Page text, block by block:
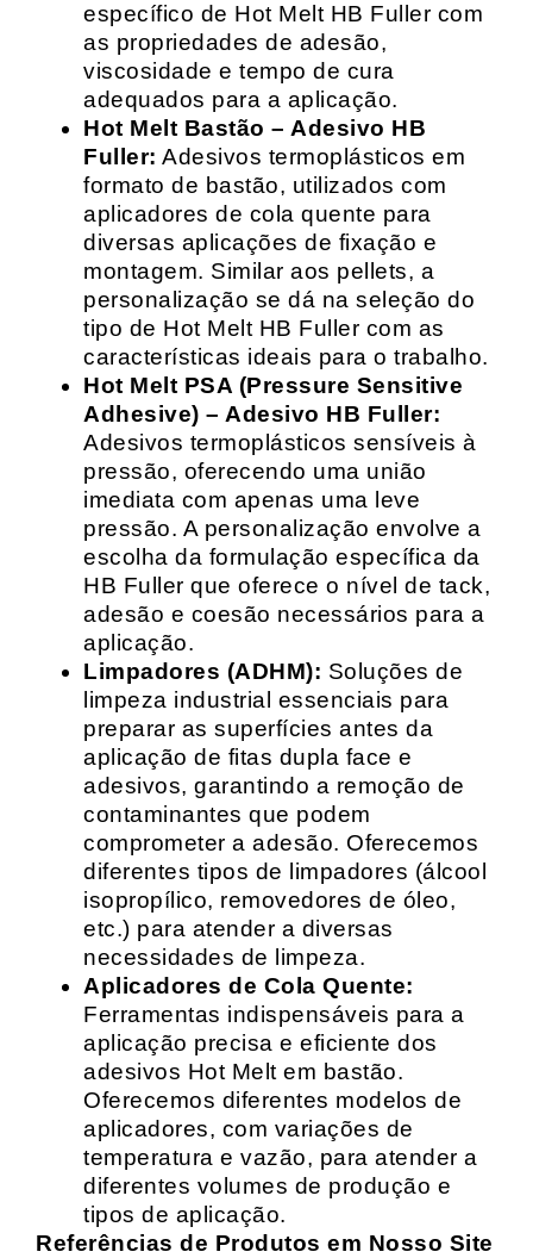
específico de Hot Melt HB Fuller com
as propriedades de adesão,
viscosidade e tempo de cura
adequados para a aplicação.
Hot Melt Bastão – Adesivo HB
Fuller: Adesivos termoplásticos em
formato de bastão, utilizados com
aplicadores de cola quente para
diversas aplicações de fixação e
montagem. Similar aos pellets, a
personalização se dá na seleção do
tipo de Hot Melt HB Fuller com as
características ideais para o trabalho.
Hot Melt PSA (Pressure Sensitive
Adhesive) – Adesivo HB Fuller:
Adesivos termoplásticos sensíveis à
pressão, oferecendo uma união
imediata com apenas uma leve
pressão. A personalização envolve a
escolha da formulação específica da
HB Fuller que oferece o nível de tack,
adesão e coesão necessários para a
aplicação.
Limpadores (ADHM): Soluções de
limpeza industrial essenciais para
preparar as superfícies antes da
aplicação de fitas dupla face e
adesivos, garantindo a remoção de
contaminantes que podem
comprometer a adesão. Oferecemos
diferentes tipos de limpadores (álcool
isopropílico, removedores de óleo,
etc.) para atender a diversas
necessidades de limpeza.
Aplicadores de Cola Quente:
Ferramentas indispensáveis para a
aplicação precisa e eficiente dos
adesivos Hot Melt em bastão.
Oferecemos diferentes modelos de
aplicadores, com variações de
temperatura e vazão, para atender a
diferentes volumes de produção e
tipos de aplicação.
Referências de Produtos em Nosso Site